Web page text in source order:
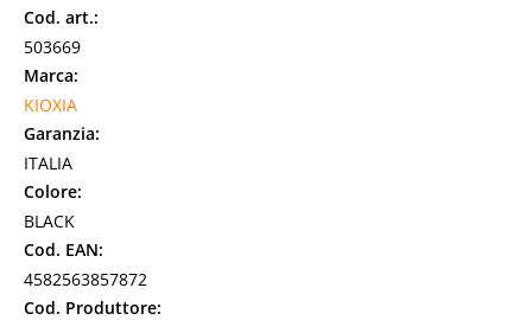
Cod. art.:
503669
Marca:
KIOXIA
Garanzia:
ITALIA
Colore:
BLACK
Cod. EAN:
4582563857872
Cod. Produttore: